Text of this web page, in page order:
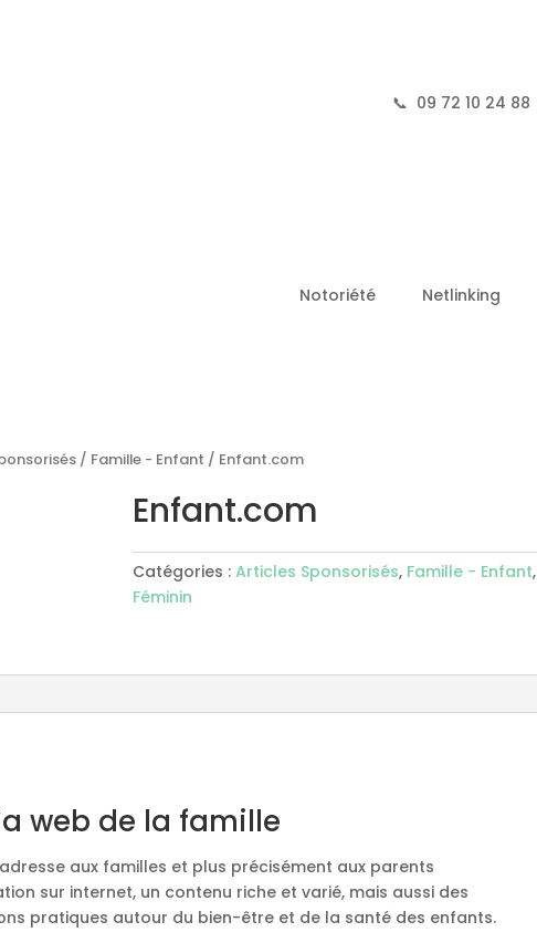
📞 09 72 10 24 88
Notoriété Netlinking
/ Famille - Enfant / Enfant.com
Enfant.com
Catégories :Articles Sponsorisés, Famille - Enfant,
Féminin
web de la famille
aux familles et plus précisément aux parents
sur internet, un contenu riche et varié, mais aussi des
pratiques autour du bien-être et de la santé des enfants.